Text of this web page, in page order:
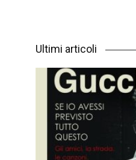
Ultimi articoli